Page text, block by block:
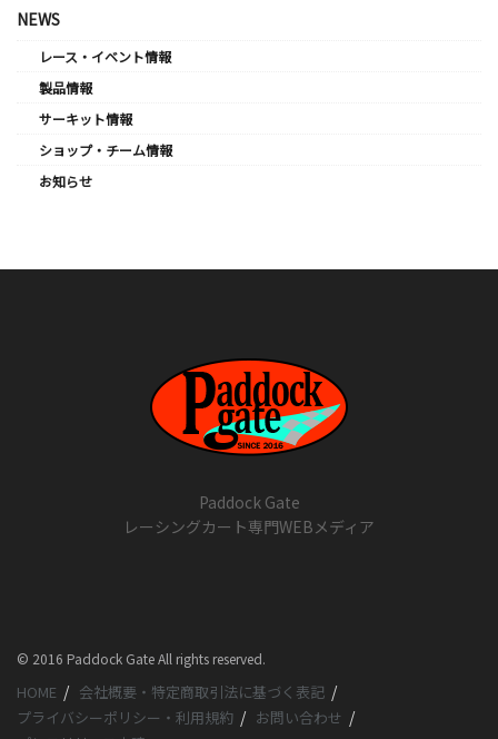
NEWS
レース・イベント情報
製品情報
サーキット情報
ショップ・チーム情報
お知らせ
Paddock Gate
レーシングカート専門WEBメディア
© 2016 Paddock Gate All rights reserved.
HOME
会社概要・特定商取引法に基づく表記
プライバシーポリシー・利用規約
お問い合わせ